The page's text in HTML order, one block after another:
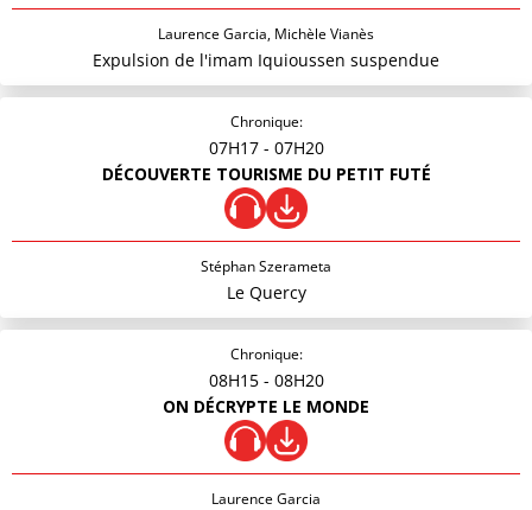
Laurence Garcia, Michèle Vianès
Expulsion de l'imam Iquioussen suspendue
Chronique:
07H17 - 07H20
DÉCOUVERTE TOURISME DU PETIT FUTÉ
Stéphan Szerameta
Le Quercy
Chronique:
08H15 - 08H20
ON DÉCRYPTE LE MONDE
Laurence Garcia